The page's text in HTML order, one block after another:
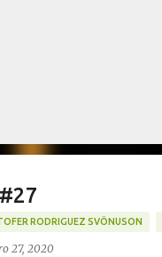
RODRIGUEZ SVÖNUSON
27, 2020